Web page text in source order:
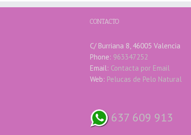
CONTACTO
C/ Burriana 8, 46005 Valencia
Phone: 963347252
Email: Contacta por Email
Web: Pelucas de Pelo Natural
637 609 913